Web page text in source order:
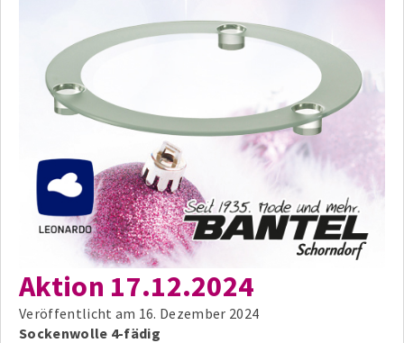
Aktion 17.12.2024
Veröffentlicht am 16. Dezember 2024
Sockenwolle 4-fädig